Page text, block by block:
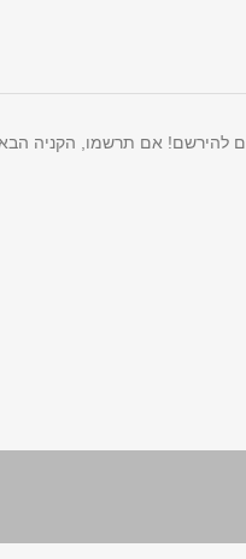
להירשם! אם תרשמו, הקניה